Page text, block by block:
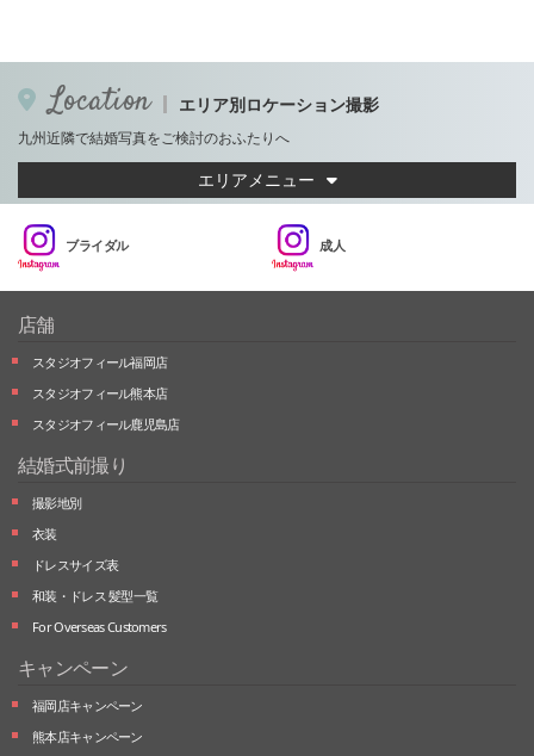
Location エリア別ロケーション撮影
九州近隣で結婚写真をご検討のおふたりへ
エリアメニュー
ブライダル 成人
店舗
スタジオフィール福岡店
スタジオフィール熊本店
スタジオフィール鹿児島店
結婚式前撮り
撮影地別
衣装
ドレスサイズ表
和装・ドレス 髪型一覧
For Overseas Customers
キャンペーン
福岡店キャンペーン
熊本店キャンペーン